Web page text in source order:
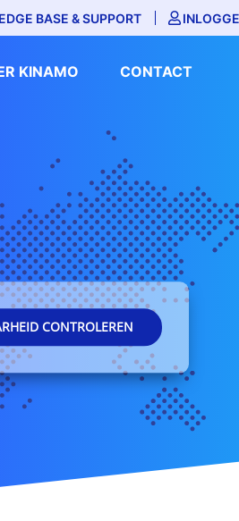
BASE & SUPPORT
KINAMO CONTACT
CONTROLEREN